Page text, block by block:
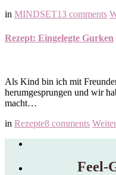
in MINDSET13 comments
Rezept: Eingelegte Gurken
Als Kind bin ich mit
herumgesprungen und wir
macht…
in Rezepte8 comments